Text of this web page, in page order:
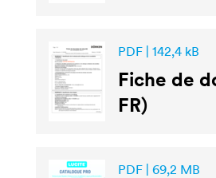
PDF | 142,4 kB
Fiche de
FR)
PDF | 69,2 MB